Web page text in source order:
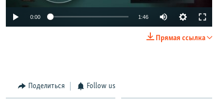
0:00 1:46
Прямая ссылка
Поделиться Follow us